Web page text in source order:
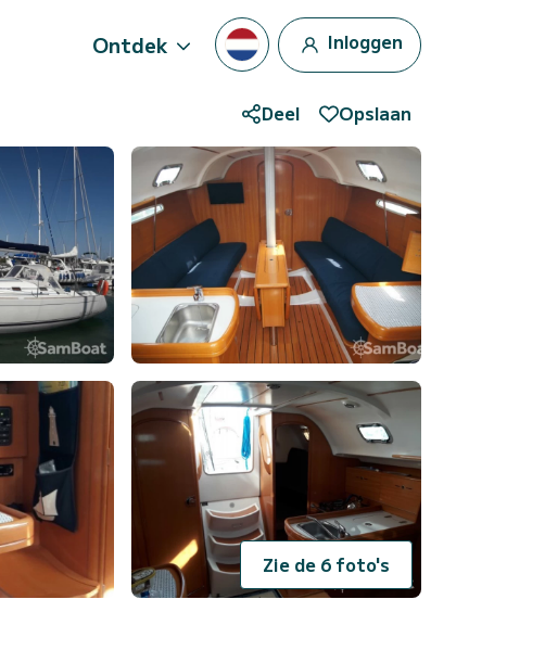
Ontdek Inloggen
Deel Opslaan
Zie de 6 foto's